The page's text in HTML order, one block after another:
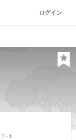
ログイン
-１